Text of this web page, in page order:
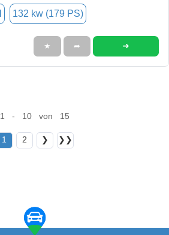
132 kw (179 PS)
★ ➦ ➜
1 - 10 von 15
1 2 ❯ ❯❯